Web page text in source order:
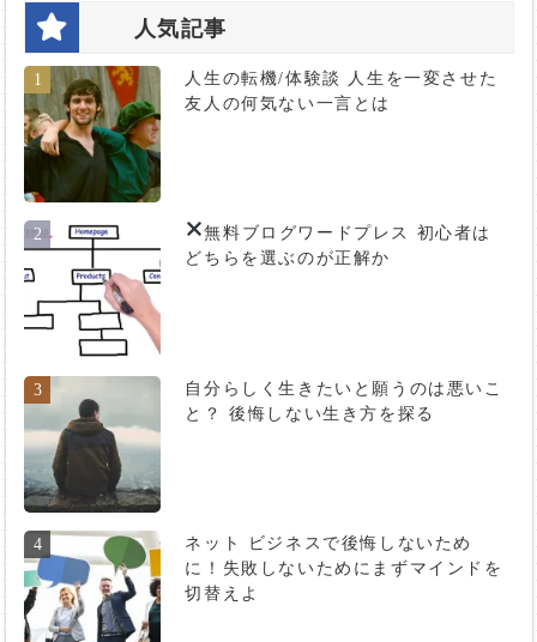
人気記事
1
人生の転機/体験談 人生を一変させた
友人の何気ない一言とは
2 無料ブログ ワードプレス 初心者は
どちらを選ぶのが正解か
3
自分らしく生きたいと願うのは悪いこ
と？ 後悔しない生き方を探る
4
ネット ビジネスで後悔しないため
に！失敗しないためにまずマインドを
切替えよ